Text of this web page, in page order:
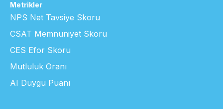
Metrikler
NPS Net Tavsiye Skoru
CSAT Memnuniyet Skoru
CES Efor Skoru
Mutluluk Oranı
AI Duygu Puanı